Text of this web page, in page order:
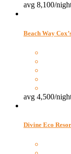
avg 8,100/
Beach Way
avg 4,500/
Divine Eco